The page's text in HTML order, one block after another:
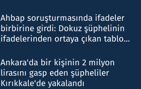
Ahbap soruşturmasında ifadeler
birbirine girdi: Dokuz şüphelinin
ifadelerinden ortaya çıkan tablo
Ankara'da bir kişinin 2 milyon
lirasını gasp eden şüpheliler
Kırıkkale'de yakalandı